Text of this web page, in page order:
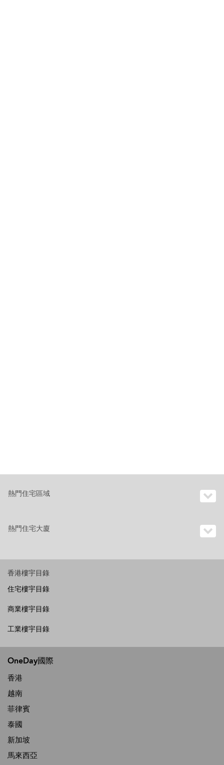
熱門住宅區域
熱門住宅大廈
香港樓宇目錄
住宅樓宇目錄
商業樓宇目錄
工業樓宇目錄
OneDay國際
香港
越南
菲律賓
泰國
新加坡
馬來西亞